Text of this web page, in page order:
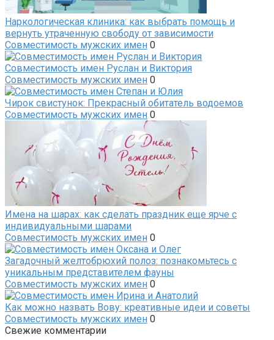
Наркологическая клиника: как выбрать помощь и
вернуть утраченную свободу от зависимости
Совместимость мужских имен 0
Совместимость имен Руслан и Виктория
Совместимость мужских имен 0
Чирок свистунок: Прекрасный обитатель водоемов
Совместимость мужских имен 0
Имена на шарах: как сделать праздник еще ярче с
индивидуальными шарами
Совместимость мужских имен 0
Загадочный желтобрюхий полоз: познакомьтесь с
уникальным представителем фауны
Совместимость мужских имен 0
Как можно назвать Вову: креативные идеи и советы
Совместимость мужских имен 0
Свежие комментарии